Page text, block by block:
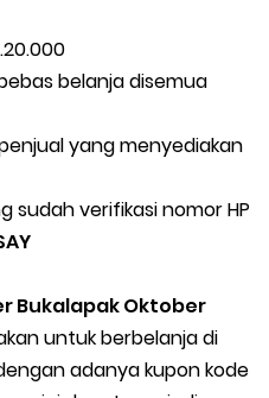
belanja disemua
yang menyediakan
sudah verifikasi nomor HP
Bukalapak Oktober
untuk berbelanja di
adanya kupon kode